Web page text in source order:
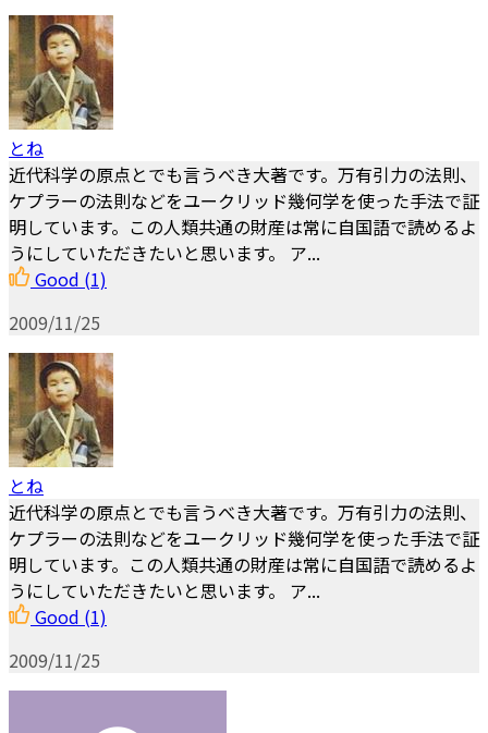
とね
近代科学の原点とでも言うべき大著です。万有引力の法則、
ケプラーの法則などをユークリッド幾何学を使った手法で証
明しています。この人類共通の財産は常に自国語で読めるよ
うにしていただきたいと思います。 ア...
Good (1)
2009/11/25
とね
近代科学の原点とでも言うべき大著です。万有引力の法則、
ケプラーの法則などをユークリッド幾何学を使った手法で証
明しています。この人類共通の財産は常に自国語で読めるよ
うにしていただきたいと思います。 ア...
Good (1)
2009/11/25